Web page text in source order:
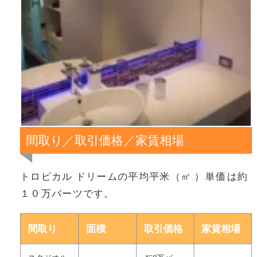
間取り／取引価格／家賃相場
トロピカル ドリームの平均平米（㎡ ）単価は約
１０万バーツです。
間取り 面積 取引価格 家賃相場